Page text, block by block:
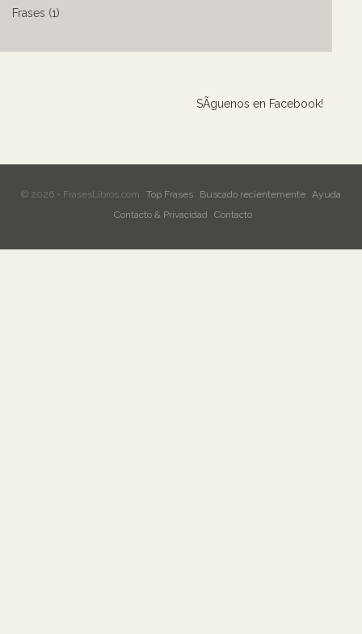
Frases (1)
SÃ­guenos en Facebook!
© 2026 - FrasesLibros.com Top Frases Buscado recientemente Ayuda
Contacto & Privacidad
Contacto